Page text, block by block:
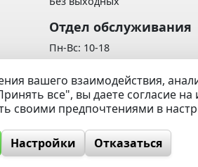
Отдел обслуживания
Пн-Вс: 10-18
Без выходных
Политика обработки
данных
вашего взаимодействия,
все", вы даете согласие
своими предпочтениями в
Настройки Отказаться